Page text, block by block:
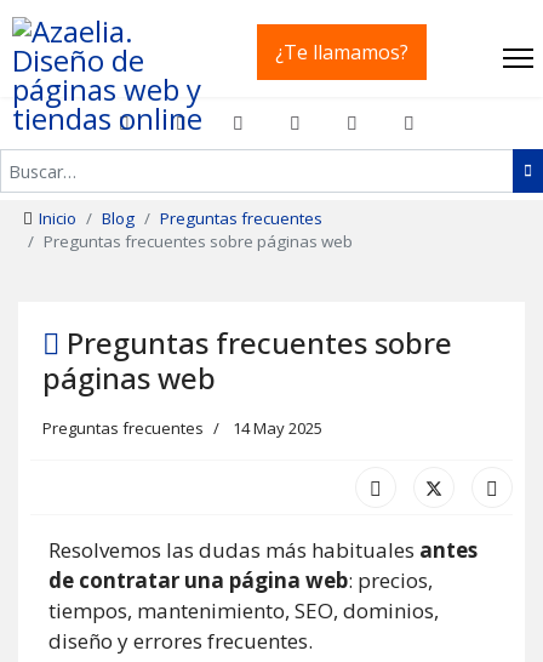
¿Te llamamos?
Buscar
Inicio Blog
Preguntas frecuentes
Preguntas frecuentes sobre páginas web
Preguntas frecuentes sobre
páginas web
Preguntas frecuentes 14 May 2025
Resolvemos las dudas más habituales antes
de contratar una página web: precios,
tiempos, mantenimiento, SEO, dominios,
diseño y errores frecuentes.